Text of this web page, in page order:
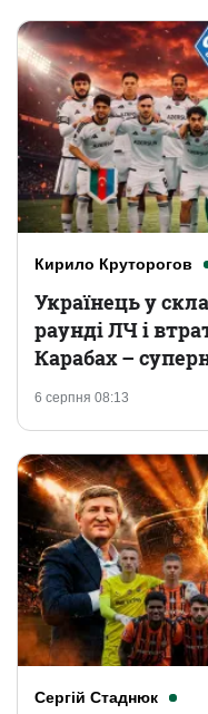
Кирило Круторогов
6 серпня 08:13
Українець у
раунді ЛЧ і
Карабах –
Сергій Стаднюк